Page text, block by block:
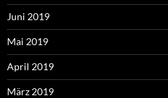
Juni 2019
Mai 2019
April 2019
März 2019